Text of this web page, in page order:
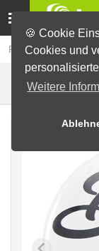
🍪 Cookie
Cookies und
Weitere
Fertig-Sortiment